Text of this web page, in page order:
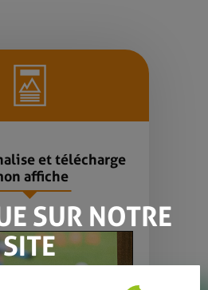
et télécharge
affiche
SUR NOTRE
SITE